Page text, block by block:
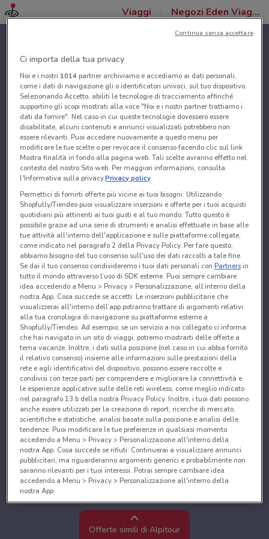
Viaggi Negozi Eden Viaggi
Offerte simili di Alpitour
Ci importa della tua privacy
Noi e i nostri 1014partner archiviamo e accediamo ai dati personali,
come i dati di navigazione gli o identificatori univoci, sul tuo dispositivo.
Selezionando Accetto, abiliti le tecnologie di tracciamento affinché
supportino gli scopi mostrati alla voce "Noi e i nostri partner trattiamo i
dati da fornire". Nel caso in cui queste tecnologie dovessero essere
disabilitate, alcuni contenuti e annunci visualizzati potrebbero non
essere rilevanti. Puoi accedere nuovamente a questo menu per
modificare le tue scelte o per revocare il consenso facendo clic sul link
Mostra finalità in fondo alla pagina web. Tali scelte avranno effetto nel
contesto del nostro Sito web. Per maggiori informazioni, consulta
l'Informativa sulla privacy.Privacy policy
Permettici di fornirti offerte più vicine ai tuoi bisogni: Utilizzando
Shopfully/Tiendeo puoi visualizzare inserzioni e offerte per i tuoi acquisti
quotidiani più attinenti ai tuoi gusti e al tuo mondo. Tutto questo è
possibile grazie ad una serie di strumenti e analisi effettuate in base alle
tue attività all'interno dell'applicazione e sulle piattaforme collegate,
come indicato nel paragrafo 2 della Privacy Policy. Per fare questo,
abbiamo bisogno del tuo consenso sull'uso dei dati raccolti a tale fine.
Se dai il tuo consenso condivideremo i tuoi dati personali conPartnersin
tutto il mondo attraverso l’uso di SDK esterne. Puoi sempre cambiare
idea accedendo a Menu > Privacy > Personalizzazione, all’interno della
nostra App. Cosa succede se accetti: Le inserzioni pubblicitarie che
visualizzerai all'interno dell’app potranno trattare di argomenti relativi
alla tua cronologia di navigazione su piattaforme esterne a
Shopfully/Tiendeo. Ad esempio, se un servizio a noi collegato ci informa
che hai navigato in un sito di viaggi, potremo mostrarti delle offerte a
tema vacanze. Inoltre, i dati sulla posizione (nel caso in cui abbia fornito
il relativo consenso) insieme alle informazioni sulle prestazioni della
rete e agli identificativi del dispositivo, possono essere raccolte e
condivisi con terze parti per comprendere e migliorare la connettività e
le esperienze applicative sulle delle reti wireless, come meglio indicato
nel paragrafo 13.b della nostra Privacy Policy. Inoltre, i tuoi dati possono
anche essere utilizzati per la creazione di report, ricerche di mercato,
scientifiche e statistiche, analisi basate sulla posizione e analisi delle
tendenze. Puoi modificare le tue preferenze in qualsiasi momento
accedendo a Menu > Privacy > Personalizzazione all'interno della
nostra App. Cosa succede se rifiuti: Continuerai a visualizzare annunci
pubblicitari, ma riguarderanno argomenti generici e probabilmente non
saranno rilevanti per i tuoi interessi. Potrai sempre cambiare idea
accedendo a Menu > Privacy > Personalizzazione all'interno della
nostra App.
Noi e i nostri partner trattiamo i dati per fornire:
Utilizzare dati di geolocalizzazione precisi. Scansione attiva delle
caratteristiche del dispositivo ai fini dell’identificazione. Archiviare
Continua senza accettare